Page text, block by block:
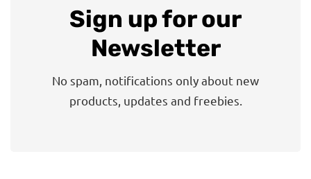
Sign up for our
Newsletter
No spam, notifications only about new
products, updates and freebies.